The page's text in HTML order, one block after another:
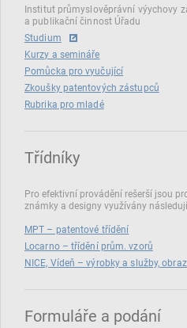
Institut průmyslověprávní výychovy
a publikační činnost Úřadu
Studium
Kurzy a semináře
Pomůcka pro vyučující
Zkoušky patentových zástupců
Rubrika pro mladé
Třídníky
Pro efektivní provádění rešerší jsou
známky a designy využívány
MPT – patentové třídění
Locarno – třídění prům. vzorů
NICE, Vídeň – výrobky a služby,
Formuláře a podání